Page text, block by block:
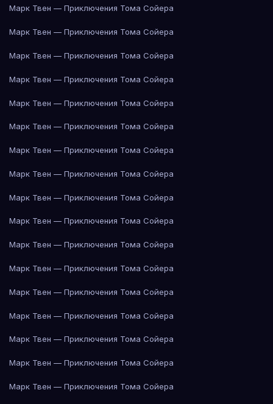
Марк Твен — Приключения Тома Сойера
Марк Твен — Приключения Тома Сойера
Марк Твен — Приключения Тома Сойера
Марк Твен — Приключения Тома Сойера
Марк Твен — Приключения Тома Сойера
Марк Твен — Приключения Тома Сойера
Марк Твен — Приключения Тома Сойера
Марк Твен — Приключения Тома Сойера
Марк Твен — Приключения Тома Сойера
Марк Твен — Приключения Тома Сойера
Марк Твен — Приключения Тома Сойера
Марк Твен — Приключения Тома Сойера
Марк Твен — Приключения Тома Сойера
Марк Твен — Приключения Тома Сойера
Марк Твен — Приключения Тома Сойера
Марк Твен — Приключения Тома Сойера
Марк Твен — Приключения Тома Сойера